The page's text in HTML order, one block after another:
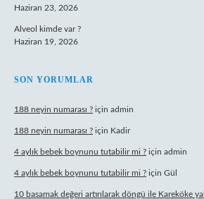
Haziran 23, 2026
Alveol kimde var ?
Haziran 19, 2026
SON YORUMLAR
188 neyin numarası ? için admin
188 neyin numarası ? için Kadir
4 aylık bebek boynunu tutabilir mi ? için admin
4 aylık bebek boynunu tutabilir mi ? için Gül
10 basamak değeri artırılarak döngü ile Kareköke